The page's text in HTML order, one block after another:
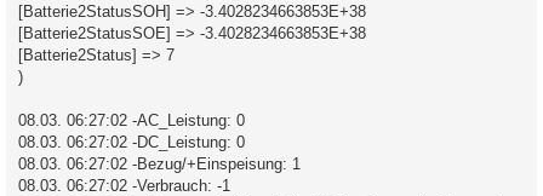
[Batterie2StatusSOH] => -3.4028234663853E+38
[Batterie2StatusSOE] => -3.4028234663853E+38
[Batterie2Status] => 7
)
08.03. 06:27:02 -AC_Leistung: 0
08.03. 06:27:02 -DC_Leistung: 0
08.03. 06:27:02 -Bezug/+Einspeisung: 1
08.03. 06:27:02 -Verbrauch: -1